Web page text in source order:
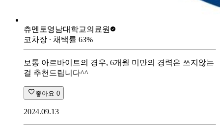
츄멘토영남대학교의료원
코차장 ∙ 채택률 63%
보통 아르바이트의 경우, 6개월 미만의 경력은 쓰지않는
걸 추천드립니다^^
좋아요 0
2024.09.13